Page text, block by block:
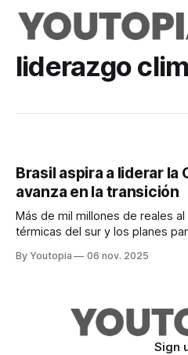
liderazgo
Brasil aspira a liderar la
avanza en la transición
Más de mil millones de reales
térmicas del sur y los planes
contaminante.
By Youtopia 06 nov. 2025
Sign